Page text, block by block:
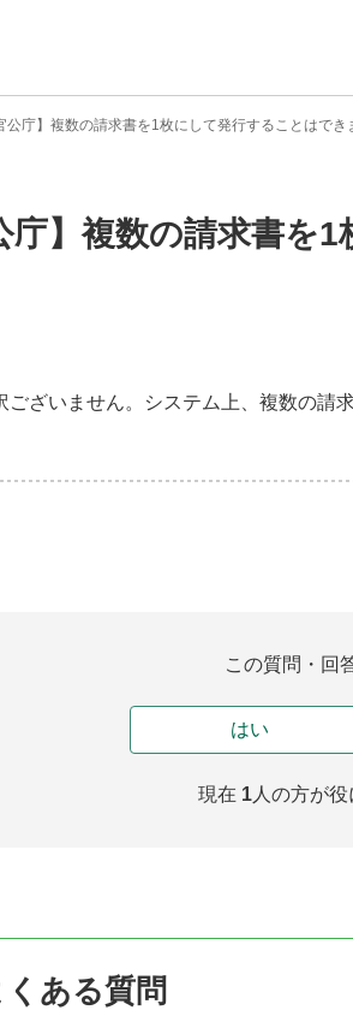
公庁】複数の請求書を1枚にして発行することはでき
庁】複数の請求書を
ございません。システム上、複数の請
この質問・回
はい
現在 1人の方が役
ある質問